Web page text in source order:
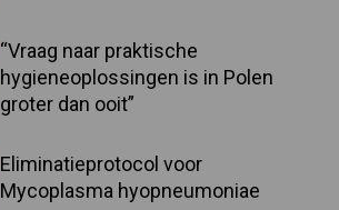
“Vraag naar praktische
hygieneoplossingen is in Polen
groter dan ooit”
Eliminatieprotocol voor
Mycoplasma hyopneumoniae